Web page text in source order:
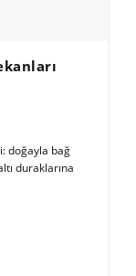
doğayla bağ
duraklarına